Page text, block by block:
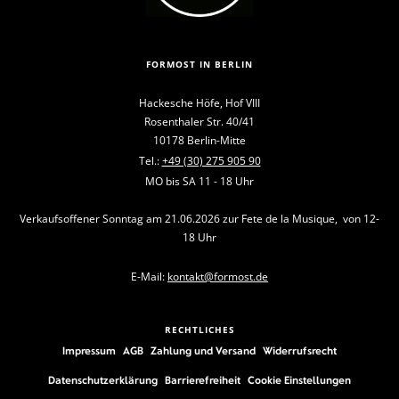
FORMOST IN BERLIN
Hackesche Höfe, Hof VIII
Rosenthaler Str. 40/41
10178 Berlin-Mitte
Tel.:+49 (30) 275 905 90
MO bis SA 11 - 18 Uhr
Verkaufsoffener Sonntag am 21.06.2026 zur Fete de la Musique, von 12-
18 Uhr
E-Mail: kontakt@formost.de
RECHTLICHES
Impressum AGB Zahlung und Versand Widerrufsrecht
Datenschutzerklärung Barrierefreiheit Cookie Einstellungen